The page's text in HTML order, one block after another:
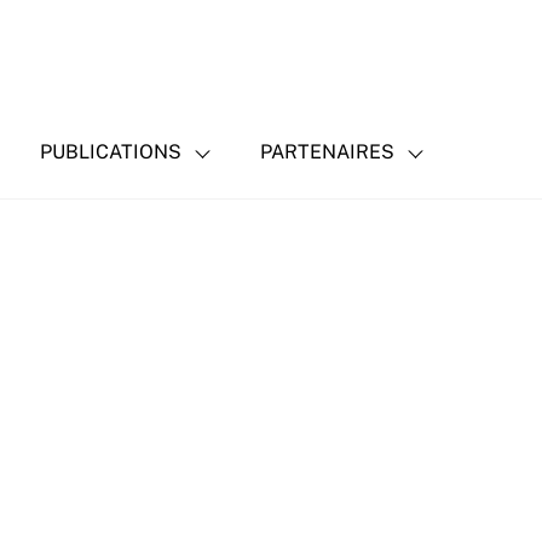
PUBLICATIONS PARTENAIRES